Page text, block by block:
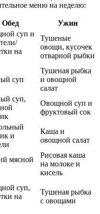
меню на неделю:
Обед Ужин
суп и
на
Тушеные
овощи, кусочек
отварной рыбки
суп
Тушеная рыбка
и овощной
салат
суп,
Овощной суп и
фруктовый сок
и
Каша и
овощной салат
мясной
Рисовая каша
на молоке и
кисель
суп,
на
Тушеная рыбка
с овощами